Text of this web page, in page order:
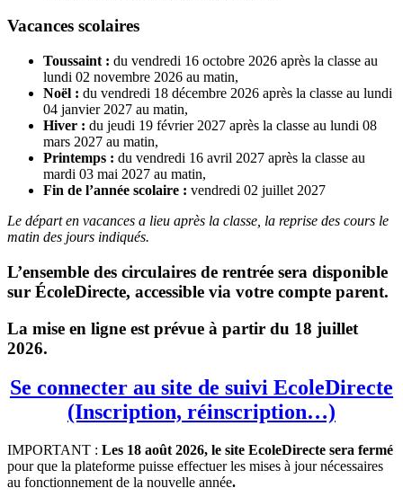
Vacances scolaires
Toussaint : du vendredi 16 octobre 2026 après la classe au
lundi 02 novembre 2026 au matin,
Noël : du vendredi 18 décembre 2026 après la classe au lundi
04 janvier 2027 au matin,
Hiver : du jeudi 19 février 2027 après la classe au lundi 08
mars 2027 au matin,
Printemps : du vendredi 16 avril 2027 après la classe au
mardi 03 mai 2027 au matin,
Fin de l’année scolaire : vendredi 02 juillet 2027
Le départ en vacances a lieu après la classe, la reprise des cours le
matin des jours indiqués.
L’ensemble des circulaires de rentrée sera disponible
sur ÉcoleDirecte, accessible via votre compte parent.
La mise en ligne est prévue à partir du 18 juillet
2026.
Se connecter au site de suivi EcoleDirecte
(Inscription, réinscription…)
IMPORTANT : Les 18 août 2026, le site EcoleDirecte sera fermé
pour que la plateforme puisse effectuer les mises à jour nécessaires
au fonctionnement de la nouvelle année.